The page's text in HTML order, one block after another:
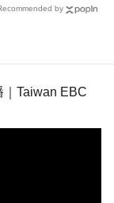
by
Taiwan EBC